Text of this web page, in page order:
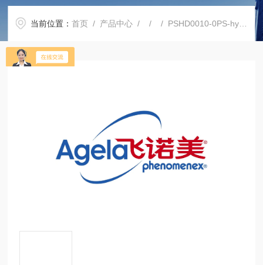
当前位置：首页 / 产品中心 / / / PSHD0010-0PS-hydrazide净化填料